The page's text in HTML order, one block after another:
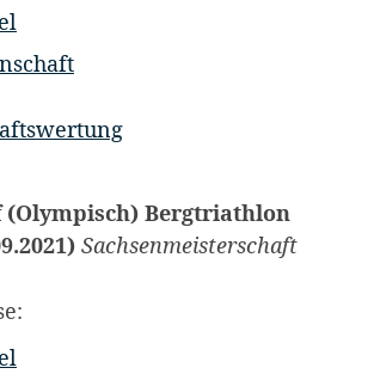
(Olympisch) Bergtriathlon
Sachsenmeisterschaft